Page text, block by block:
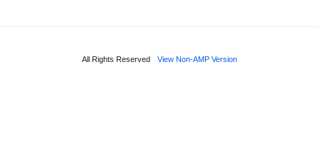
All Rights Reserved View Non-AMP Version